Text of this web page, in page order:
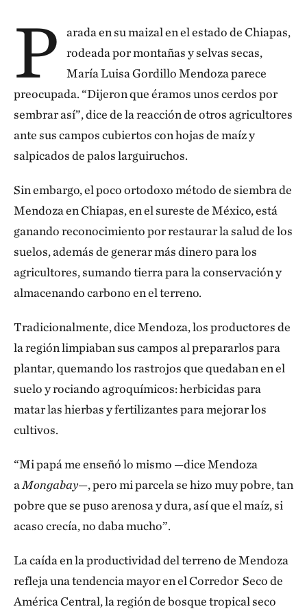
P
arada en su maizal en el estado de Chiapas,
rodeada por montañas y selvas secas,
María Luisa Gordillo Mendoza parece
preocupada. “Dijeron que éramos unos cerdos por
sembrar así”, dice de la reacción de otros agricultores
ante sus campos cubiertos con hojas de maíz y
salpicados de palos larguiruchos.
Sin embargo, el poco ortodoxo método de siembra de
Mendoza en Chiapas, en el sureste de México, está
ganando reconocimiento por restaurar la salud de los
suelos, además de generar más dinero para los
agricultores, sumando tierra para la conservación y
almacenando carbono en el terreno.
Tradicionalmente, dice Mendoza, los productores de
la región limpiaban sus campos al prepararlos para
plantar, quemando los rastrojos que quedaban en el
suelo y rociando agroquímicos: herbicidas para
matar las hierbas y fertilizantes para mejorar los
cultivos.
“Mi papá me enseñó lo mismo —dice Mendoza
a Mongabay—, pero mi parcela se hizo muy pobre, tan
pobre que se puso arenosa y dura, así que el maíz, si
acaso crecía, no daba mucho”.
La caída en la productividad del terreno de Mendoza
refleja una tendencia mayor en el Corredor Seco de
América Central, la región de bosque tropical seco